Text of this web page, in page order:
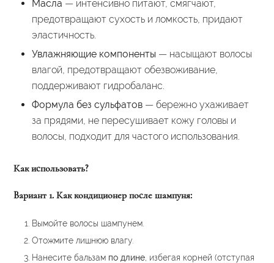
Масла — интенсивно питают, смягчают,
предотвращают сухость и ломкость, придают
эластичность.
Увлажняющие компоненты — насыщают волосы
влагой, предотвращают обезвоживание,
поддерживают гидробаланс.
Формула без сульфатов— бережно ухаживает
за прядями, не пересушивает кожу головы и
волосы, подходит для частого использования.
Как использовать?
Вариант 1. Как кондиционер после шампуня:
Вымойте волосы шампунем.
Отожмите лишнюю влагу.
Нанесите бальзам по длине, избегая корней (отступая